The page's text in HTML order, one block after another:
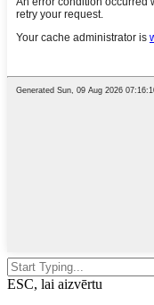
ESC, lai aizvērtu